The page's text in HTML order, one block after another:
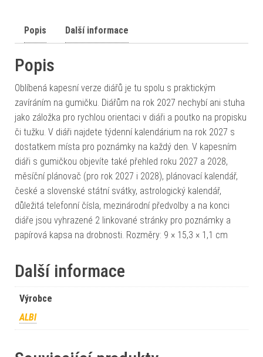
Popis Další informace
Popis
Oblíbená kapesní verze diářů je tu spolu s praktickým
zavíráním na gumičku. Diářům na rok 2027 nechybí ani stuha
jako záložka pro rychlou orientaci v diáři a poutko na propisku
či tužku. V diáři najdete týdenní kalendárium na rok 2027 s
dostatkem místa pro poznámky na každý den. V kapesním
diáři s gumičkou objevíte také přehled roku 2027 a 2028,
měsíční plánovač (pro rok 2027 i 2028), plánovací kalendář,
české a slovenské státní svátky, astrologický kalendář,
důležitá telefonní čísla, mezinárodní předvolby a na konci
diáře jsou vyhrazené 2 linkované stránky pro poznámky a
papírová kapsa na drobnosti. Rozměry: 9 × 15,3 × 1,1 cm
Další informace
Výrobce
ALBI